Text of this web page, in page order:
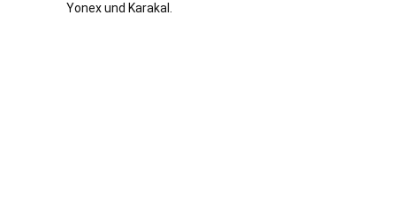
Yonex und Karakal.